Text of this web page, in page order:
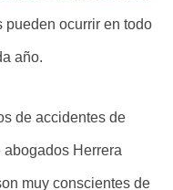
pueden ocurrir en todo
año.
de accidentes de
abogados Herrera
muy conscientes de